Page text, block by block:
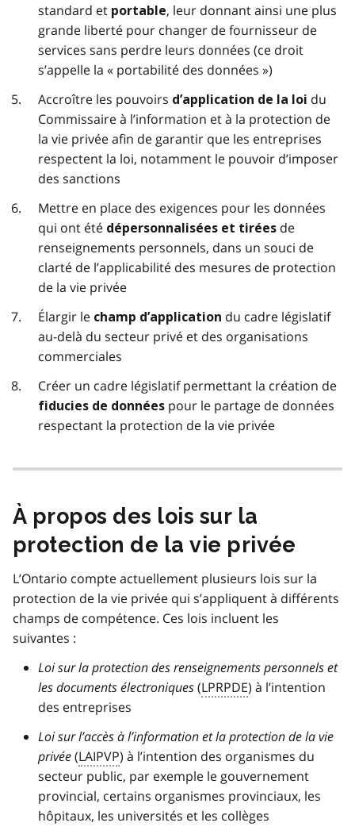
standard et portable, leur donnant ainsi une plus
grande liberté pour changer de fournisseur de
services sans perdre leurs données (ce droit
s’appelle la « portabilité des données »)
Accroître les pouvoirs d’application de la loi du
Commissaire à l’information et à la protection de
la vie privée afin de garantir que les entreprises
respectent la loi, notamment le pouvoir d’imposer
des sanctions
Mettre en place des exigences pour les données
qui ont été dépersonnalisées et tirées de
renseignements personnels, dans un souci de
clarté de l’applicabilité des mesures de protection
de la vie privée
Élargir le champ d’application du cadre législatif
au-delà du secteur privé et des organisations
commerciales
Créer un cadre législatif permettant la création de
fiducies de données pour le partage de données
respectant la protection de la vie privée
À propos des lois sur la
protection de la vie privée
L’Ontario compte actuellement plusieurs lois sur la
protection de la vie privée qui s’appliquent à différents
champs de compétence. Ces lois incluent les
suivantes :
Loi sur la protection des renseignements personnels et
les documents électroniques(LPRPDE) à l’intention
des entreprises
Loi sur l’accès à l’information et la protection de la vie
privée(LAIPVP) à l’intention des organismes du
secteur public, par exemple le gouvernement
provincial, certains organismes provinciaux, les
hôpitaux, les universités et les collèges